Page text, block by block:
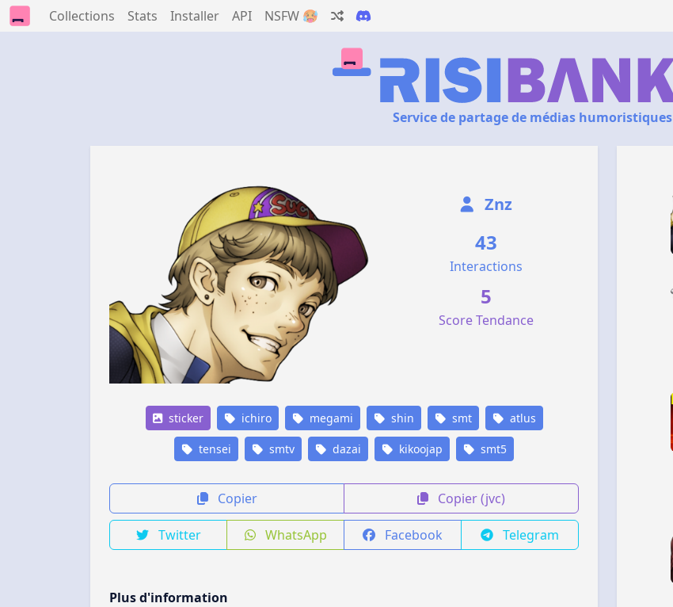
Collections Stats Installer API NSFW 🥵
Service de partage de médias humoristiques
Znz
43
Interactions
5
Score Tendance
sticker ichiro megami shin smt atlus
tensei smtv dazai kikoojap smt5
Copier Copier (jvc)
Twitter WhatsApp Facebook Telegram
Plus d'information